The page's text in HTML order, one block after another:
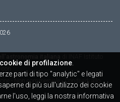
- Non commerciale - Condividi allo
di profilazione
parti di tipo "analytic" e legati
di più sull'utilizzo dei cookie
l'uso, leggi la nostra informativa